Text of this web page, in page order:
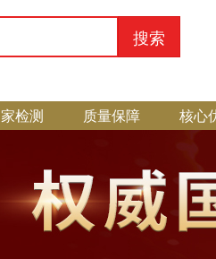
搜索
检测 质量保障 核心